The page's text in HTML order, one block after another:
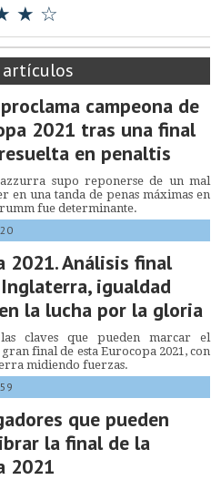
★ ☆
campeona de
2021 tras una final
en penaltis
azzurra supo reponerse de un mal
en una tanda de penas máximas en
fue determinante.
2021. Análisis final
igualdad
la lucha por la gloria
las claves que pueden marcar el
final de esta Eurocopa 2021, con
midiendo fuerzas.
que pueden
la final de la
2021